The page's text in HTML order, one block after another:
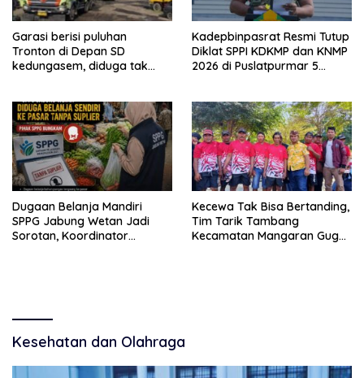
Garasi berisi puluhan
Tronton di Depan SD
kedungasem, diduga tak
Kadepbinpasrat Resmi Tutup
Diklat SPPI KDKMP dan KNMP
2026 di Puslatpurmar 5
Dugaan Belanja Mandiri
SPPG Jabung Wetan Jadi
Sorotan, Koordinator
Kecewa Tak Bisa Bertanding,
Tim Tarik Tambang
Kecamatan Mangaran Gugur
Kesehatan dan Olahraga